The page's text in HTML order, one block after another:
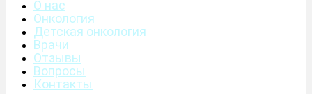
О нас
Онкология
Детская онкология
Врачи
Отзывы
Вопросы
Контакты